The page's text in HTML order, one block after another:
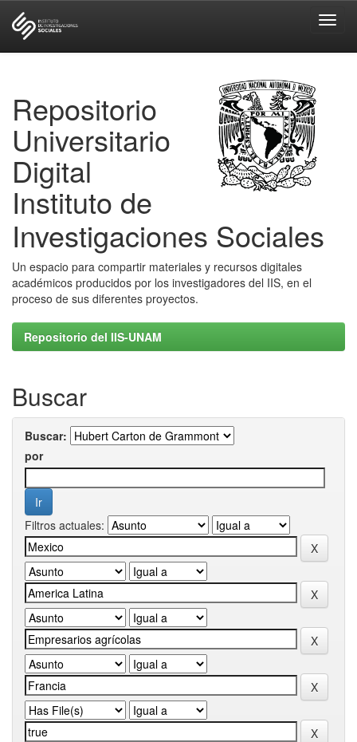
Repositorio
Universitario
Digital
Instituto de
Investigaciones Sociales
Un espacio para compartir materiales y recursos digitales
académicos producidos por los investigadores del IIS, en el
proceso de sus diferentes proyectos.
Repositorio del IIS-UNAM
Buscar
Buscar:
por
Filtros actuales: